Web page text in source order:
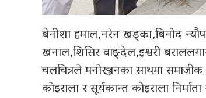
बेनीशा हमाल,नरेन खड्का,बिनोद
खनाल,शिसिर वाङ्देल,इश्वरी
चलचित्रले मनोरञ्जनका साथमा
कोइराला र सूर्यकान्त कोइराला